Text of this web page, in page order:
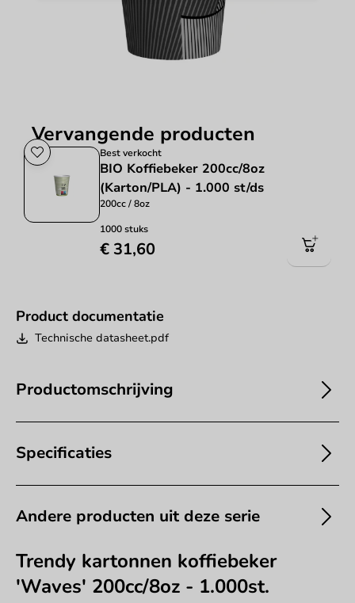
Product documentatie
Technische datasheet.pdf
Productomschrijving
Specificaties
Andere producten uit deze serie
Vervangende producten
Best verkocht
BIO Koffiebeker 200cc/8oz
(Karton/PLA) - 1.000 st/ds
200cc / 8oz
1000 stuks
€ 31,60
Trendy kartonnen koffiebeker
'Waves' 200cc/8oz - 1.000st.